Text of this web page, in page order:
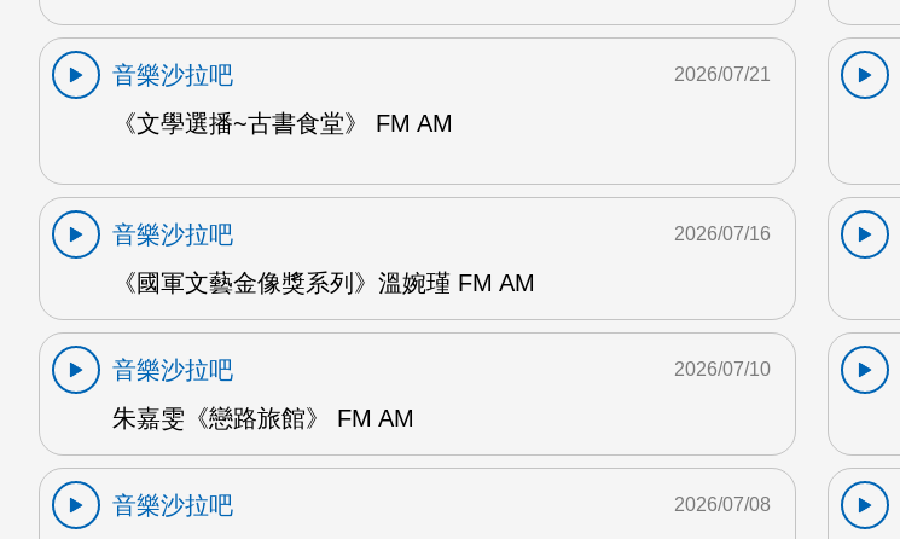
音樂沙拉吧
《文學選播~古書食堂》 FM AM
2026/07/21
音樂沙拉吧
《國軍文藝金像獎系列》溫婉瑾 FM AM
2026/07/16
音樂沙拉吧
朱嘉雯《戀路旅館》 FM AM
2026/07/10
音樂沙拉吧
2026/07/08